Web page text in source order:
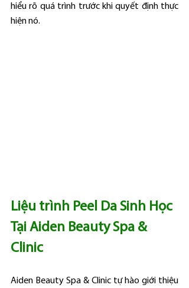
hiểu rõ quá trình trước khi quyết định thực
hiện nó.
Liệu trình Peel Da Sinh Học
Tại Aiden Beauty Spa &
Clinic
Aiden Beauty Spa & Clinic tự hào giới thiệu